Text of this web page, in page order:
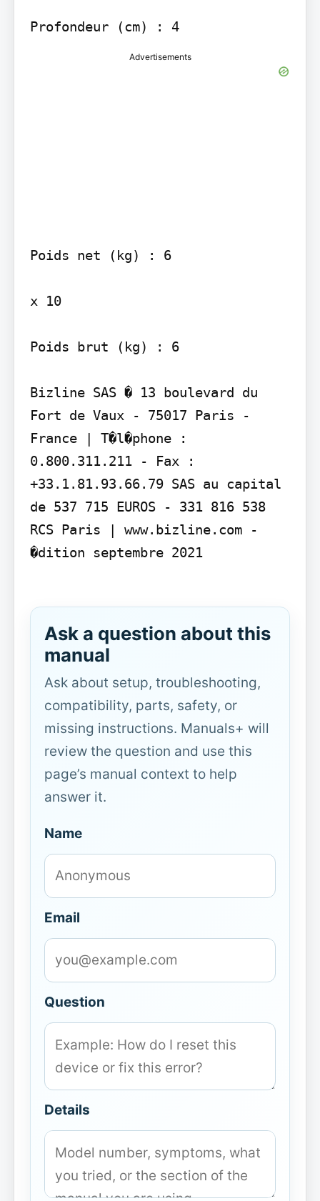
Profondeur (cm) : 4
Advertisements
Poids net (kg) : 6
x 10
Poids brut (kg) : 6
Bizline SAS � 13 boulevard du
Fort de Vaux - 75017 Paris -
France | T�l�phone :
0.800.311.211 - Fax :
+33.1.81.93.66.79 SAS au capital
de 537 715 EUROS - 331 816 538
RCS Paris | www.bizline.com -
�dition septembre 2021
Ask a question about this
manual
Ask about setup, troubleshooting,
compatibility, parts, safety, or
missing instructions. Manuals+ will
review the question and use this
page’s manual context to help
answer it.
Name
Email
Question
Details